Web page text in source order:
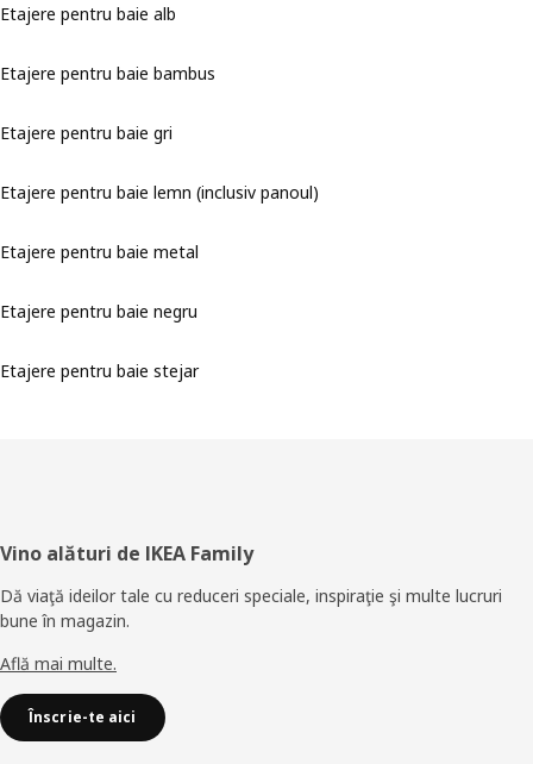
Etajere pentru baie alb
Etajere pentru baie bambus
Etajere pentru baie gri
Etajere pentru baie lemn (inclusiv panoul)
Etajere pentru baie metal
Etajere pentru baie negru
Etajere pentru baie stejar
Subsol
Vino alături de IKEA Family
Dă viaţă ideilor tale cu reduceri speciale, inspiraţie şi multe lucruri
bune în magazin.
Află mai multe.
Înscrie-te aici